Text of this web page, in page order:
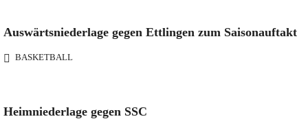
Auswärtsniederlage gegen Ettlingen zum Saisonauftakt
BASKETBALL
Heimniederlage gegen SSC